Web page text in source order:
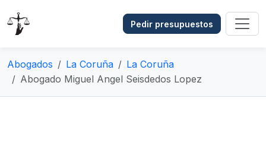
Pedir presupuestos
Abogados La Coruña
La Coruña
Abogado Miguel Angel Seisdedos Lopez